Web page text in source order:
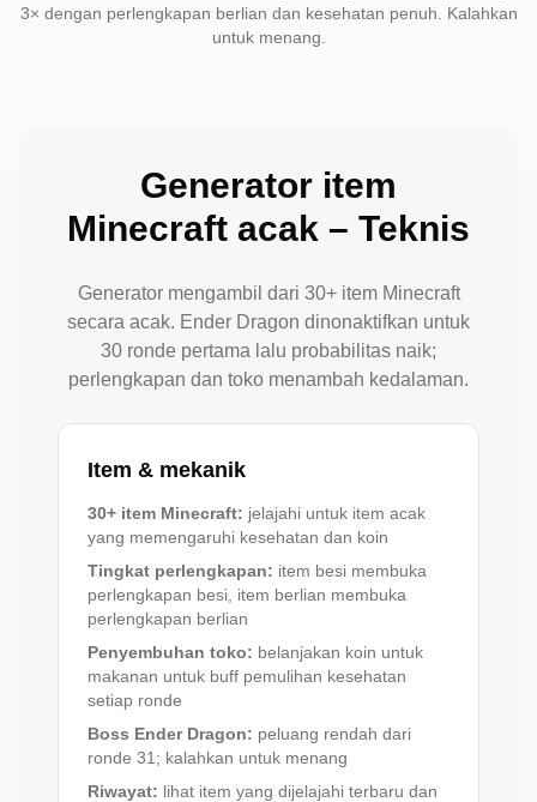
3× dengan perlengkapan berlian dan kesehatan penuh. Kalahkan
untuk menang.
Generator item
Minecraft acak – Teknis
Generator mengambil dari 30+ item Minecraft
secara acak. Ender Dragon dinonaktifkan untuk
30 ronde pertama lalu probabilitas naik;
perlengkapan dan toko menambah kedalaman.
Item & mekanik
30+ item Minecraft: jelajahi untuk item acak
yang memengaruhi kesehatan dan koin
Tingkat perlengkapan: item besi membuka
perlengkapan besi, item berlian membuka
perlengkapan berlian
Penyembuhan toko: belanjakan koin untuk
makanan untuk buff pemulihan kesehatan
setiap ronde
Boss Ender Dragon: peluang rendah dari
ronde 31; kalahkan untuk menang
Riwayat: lihat item yang dijelajahi terbaru dan